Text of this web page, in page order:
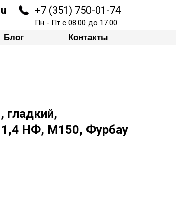
Пн - Пт с 08.00 до 17.00
+7 (351) 750-01-74
Блог Контакты
Контакты
гладкий,
НФ, М150, Фурбау